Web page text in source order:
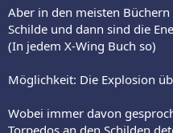
Aber in den meisten
Schilde und dann sind die
(In jedem X-Wing Buch so)
Möglichkeit: Die Explosion
Wobei immer davon
Torpedos an den Schilden